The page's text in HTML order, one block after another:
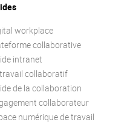
workplace
collaborative
intranet
collaboratif
de la collaboration
collaborateur
numérique de travail